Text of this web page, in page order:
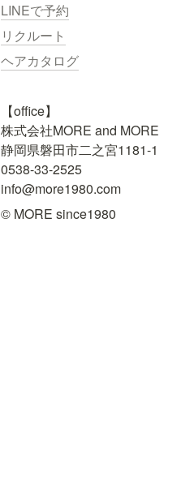
LINEで予約
リクルート
ヘアカタログ
【office】
株式会社MORE and MORE
静岡県磐田市二之宮1181-1
0538-33-2525
info@more1980.com
© MORE since1980